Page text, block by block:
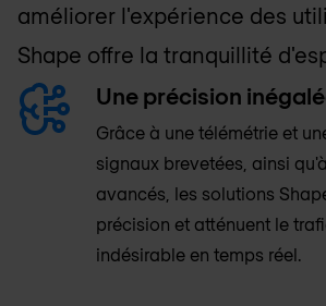
améliorer l'expérience des
Shape offre la tranquillité
Une précision
Grâce à une télémétrie et
signaux brevetées, ainsi
avancés, les solutions
précision et atténuent le
indésirable en temps réel.